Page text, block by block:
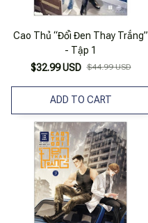
Cao Thủ “Đổi Đen Thay Trắng”
- Tập 1
$32.99 USD $44.99 USD
ADD TO CART